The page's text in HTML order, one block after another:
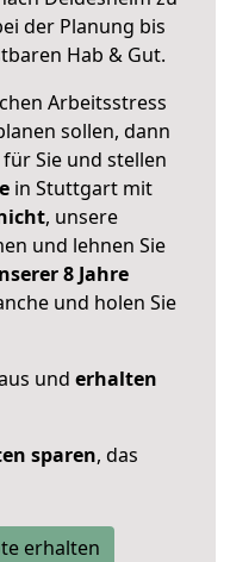
der Planung bis
Hab & Gut.
Arbeitsstress
sollen, dann
Sie und stellen
in Stuttgart mit
, unsere
und lehnen Sie
8 Jahre
und holen Sie
und erhalten
sparen, das
erhalten